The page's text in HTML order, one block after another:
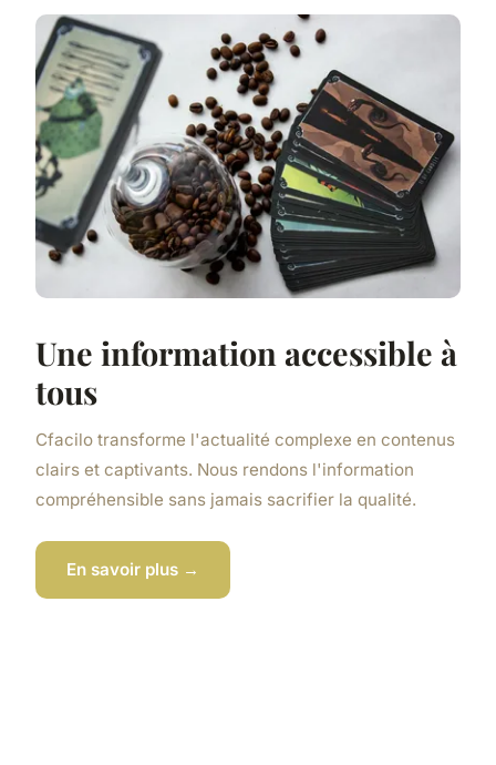
Une information accessible à
tous
Cfacilo transforme l'actualité complexe en contenus
clairs et captivants. Nous rendons l'information
compréhensible sans jamais sacrifier la qualité.
En savoir plus →